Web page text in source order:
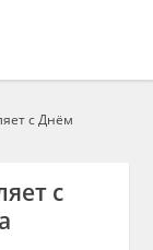
с Днём
с